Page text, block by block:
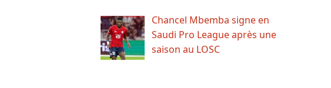
Chancel Mbemba signe en
Saudi Pro League après une
saison au LOSC